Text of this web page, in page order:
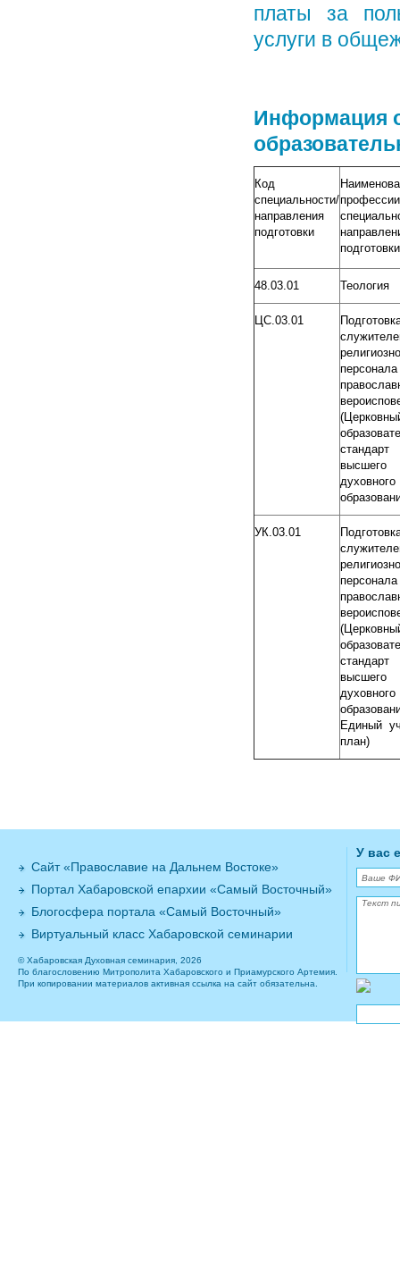
платы за
услуги в
Информация
Код
специальности/
направления
подготовки
подготовки
48.03.01 Теология
ЦС.03.01
персонала
стандарт
высшего
духовного
УК.03.01
персонала
стандарт
высшего
духовного
Единый
план)
Сайт «Православие на Дальнем Востоке»
Портал Хабаровской епархии «Самый Восточный»
Блогосфера портала «Самый Восточный»
Виртуальный класс Хабаровской семинарии
© Хабаровская Духовная семинария, 2026
По благословению Митрополита Хабаровского и Приамурского Артемия.
При копировании материалов активная ссылка на сайт обязательна.
У вас